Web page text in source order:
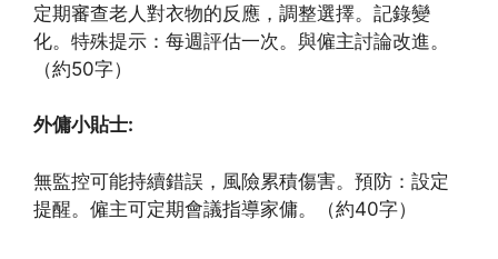
定期審查老人對衣物的反應，調整選擇。記錄變
化。特殊提示：每週評估一次。與僱主討論改進。
（約50字）
外傭小貼士:
無監控可能持續錯誤，風險累積傷害。預防：設定
提醒。僱主可定期會議指導家傭。（約40字）